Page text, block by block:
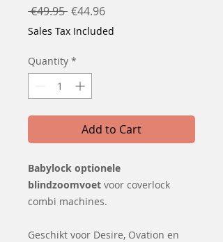
€49.95 Regular
Price
€44.96Sale
Price
Sales Tax Included
Quantity *
Add to Cart
Babylock optionele
blindzoomvoet voor coverlock
combi machines.
Geschikt voor Desire, Ovation en